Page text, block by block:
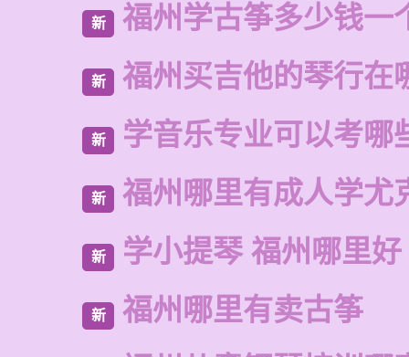
新 福州学古筝多少钱一
新 福州买吉他的琴行在
新 学音乐专业可以考哪
新 福州哪里有成人学尤
新 学小提琴 福州哪里好
新 福州哪里有卖古筝